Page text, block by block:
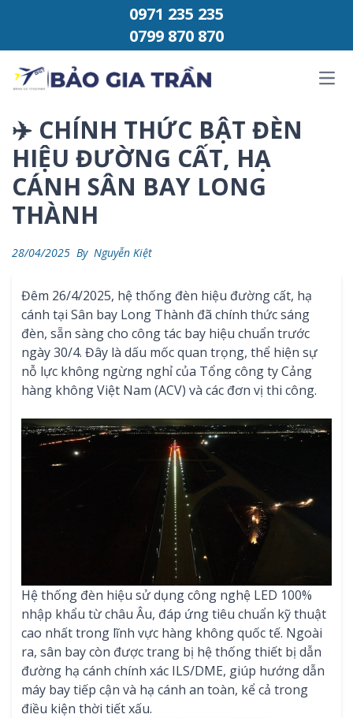
Chuyển đến phần nội dung0971 235 235
0799 870 870
✈️ CHÍNH THỨC BẬT ĐÈN
HIỆU ĐƯỜNG CẤT, HẠ
CÁNH SÂN BAY LONG
THÀNH
28/04/2025 By Nguyễn Kiệt
Đêm 26/4/2025, hệ thống đèn hiệu đường cất, hạ
cánh tại Sân bay Long Thành đã chính thức sáng
đèn, sẵn sàng cho công tác bay hiệu chuẩn trước
ngày 30/4. Đây là dấu mốc quan trọng, thể hiện sự
nỗ lực không ngừng nghỉ của Tổng công ty Cảng
hàng không Việt Nam (ACV) và các đơn vị thi công.
Hệ thống đèn hiệu sử dụng công nghệ LED 100%
nhập khẩu từ châu Âu, đáp ứng tiêu chuẩn kỹ thuật
cao nhất trong lĩnh vực hàng không quốc tế. Ngoài
ra, sân bay còn được trang bị hệ thống thiết bị dẫn
đường hạ cánh chính xác ILS/DME, giúp hướng dẫn
máy bay tiếp cận và hạ cánh an toàn, kể cả trong
điều kiện thời tiết xấu.